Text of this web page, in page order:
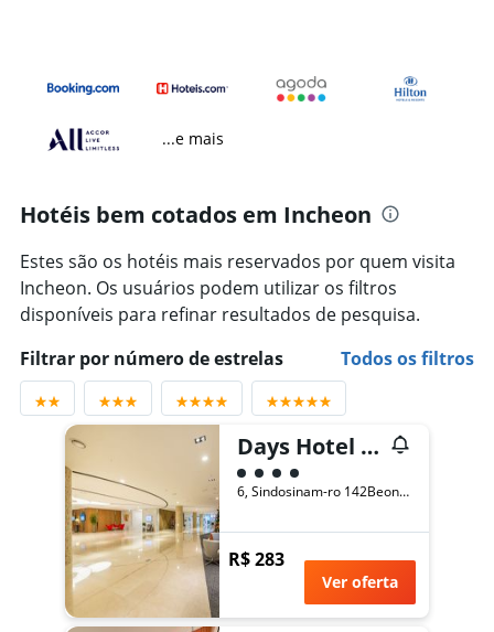
...e mais
Hotéis bem cotados em Incheon
Estes são os hotéis mais reservados por quem visita
Incheon. Os usuários podem utilizar os filtros
disponíveis para refinar resultados de pesquisa.
Filtrar por número de estrelas
Todos os filtros
Days Hotel & Suites by Wyndham Incheon Airport
Classificação: 4
6, Sindosinam-ro 142Beon-Gil, Incheon, Coreia do Sul
R$ 283
Ver oferta